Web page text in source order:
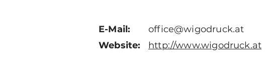
E-Mail:
office@wigodruck.at
Website:
http://www.wigodruck.at